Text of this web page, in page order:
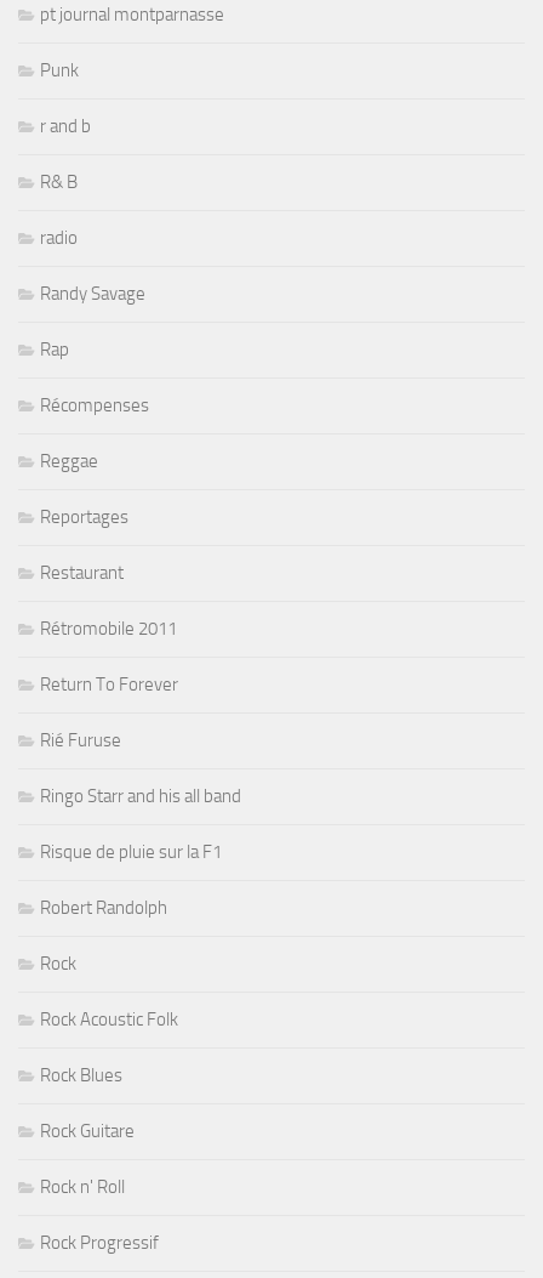
pt journal montparnasse
Punk
r and b
R& B
radio
Randy Savage
Rap
Récompenses
Reggae
Reportages
Restaurant
Rétromobile 2011
Return To Forever
Rié Furuse
Ringo Starr and his all band
Risque de pluie sur la F1
Robert Randolph
Rock
Rock Acoustic Folk
Rock Blues
Rock Guitare
Rock n' Roll
Rock Progressif